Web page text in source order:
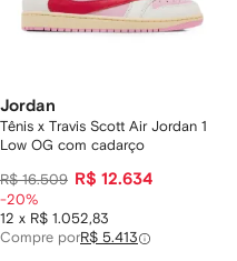
Jordan
Tênis x Travis Scott Air Jordan 1
Low OG com cadarço
R$ 16.509 R$ 12.634
12 x R$ 1.052,83
-20%
Compre porR$ 5.413